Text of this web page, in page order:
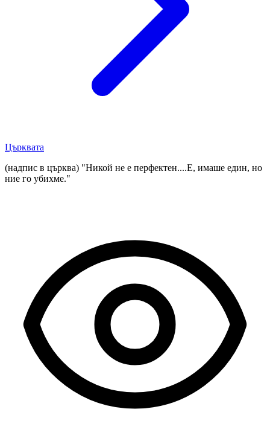
Църквата
(надпис в църква) "Никой не е перфектен....Е, имаше един, но
ние го убихме."